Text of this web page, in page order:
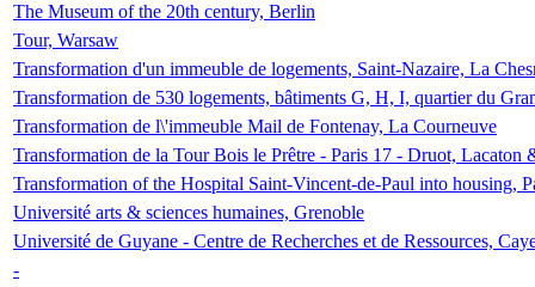
The Museum of the 20th century, Berlin
Tour, Warsaw
Transformation d'un immeuble de logements, Saint-Nazaire, La
Transformation de 530 logements, bâtiments G, H, I, quartier du
Transformation de l\'immeuble Mail de Fontenay, La Courneuve
Transformation de la Tour Bois le Prêtre - Paris 17 - Druot, Lacaton
Transformation of the Hospital Saint-Vincent-de-Paul into housing,
Université arts & sciences humaines, Grenoble
Université de Guyane - Centre de Recherches et de Ressources,
-